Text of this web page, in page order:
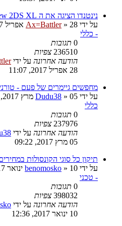
נינטנדו הציגה את ה New 2DS XL
על ידי
Ax=Battler» 28 אפריל 2017, 11:07
- כללי
0 תגובות
236510 צפיות
הודעה אחרונה על ידי
28 אפריל 2017, 11:07
מחפשים גיימרים של פעם -
על ידי
Dudu38 » 05 מרץ 2017, 09:22
כללי
0 תגובות
237976 צפיות
הודעה אחרונה על ידי
05 מרץ 2017, 09:22
תיקון כל סוגי הקונסולות
על ידי
benomosko » 10 ינואר 2017, 12:36
- טכני
0 תגובות
398032 צפיות
הודעה אחרונה על ידי
10 ינואר 2017, 12:36